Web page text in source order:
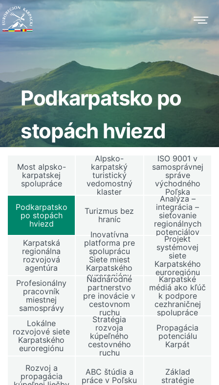
Podkarpatsko po
stopách hviezd
Most alpsko-
karpatskej
spolupráce
Alpsko-
karpatský
turistický
vedomostný
klaster
ISO 9001 v
samosprávnej
správe
východného
Poľska
Podkarpatsko
po stopách
hviezd
Turizmus bez
hraníc
Analýza –
integrácia –
sieťovanie
regionálnych
potenciálov
Karpatská
regionálna
rozvojová
agentúra
Inovatívna
platforma pre
spoluprácu
Siete miest
Karpatského
euroregiónu
Projekt
systémovej
siete
Karpatského
euroregiónu
Profesionálny
pracovník
miestnej
samosprávy
Nadnárodné
partnerstvo
pre inovácie v
cestovnom
ruchu
Karpatské
médiá ako kľúč
k podpore
cezhraničnej
spolupráce
Lokálne
rozvojové siete
Karpatského
euroregiónu
Stratégia
rozvoja
kúpeľného
cestovného
ruchu
Propagácia
potenciálu
Karpát
Rozvoj a
propagácia
ABC štúdia a
práce v Poľsku
Základ
stratégie